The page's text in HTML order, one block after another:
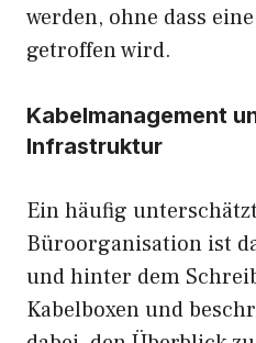
werden, ohne dass
getroffen wird.
Kabelmanagement
Infrastruktur
Ein häufig
Büroorganisation ist
und hinter dem
Kabelboxen und